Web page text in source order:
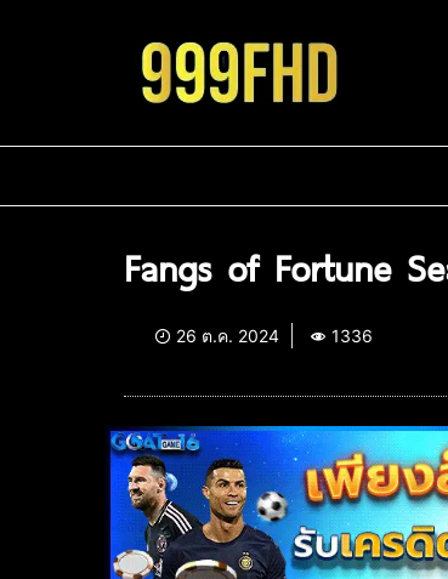
Fangs of Fortune
26 ต.ค. 2024 1336